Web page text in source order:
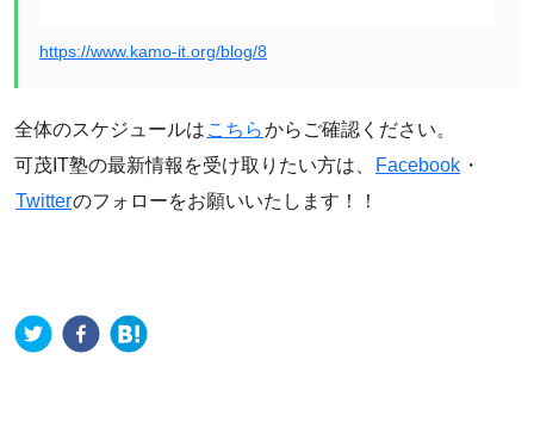
https://www.kamo-it.org/blog/8
全体のスケジュールは こちらからご確認ください。
可茂IT塾の最新情報を受け取りたい方は、
Facebook ・
Twitterのフォローをお願いいたします！！